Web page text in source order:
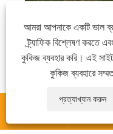
স্ব-ড্রাইভিং দ্বারা
আরো দেখুন >>
আমরা আপনাকে একটি ভাল
ট্র্যাফিক বিশ্লেষণ করতে
কুকিজ ব্যবহার করি। এই
কুকিজ ব্যবহারে
প্রত্যাখ্যান করুন